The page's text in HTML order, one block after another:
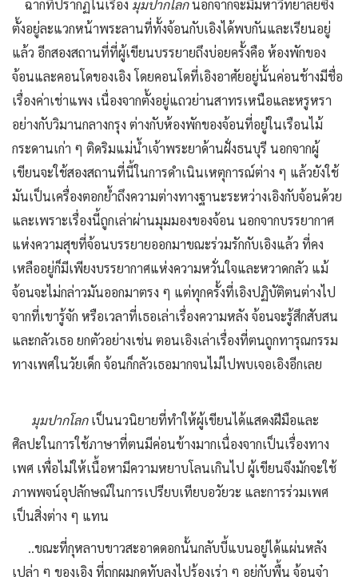
ฉากที่ปรากฏในเรื่อง มุมปากโลกนอกจากจะมีมหาวิทยาลัยซึ่ง
ตั้งอยู่ละแวกหน้าพระลานที่ทั้งจ้อนกับเอิงได้พบกันและเรียนอยู่
แล้ว อีกสองสถานที่ที่ผู้เขียนบรรยายถึงบ่อยครั้งคือ ห้องพักของ
จ้อนและคอนโดของเอิง โดยคอนโดที่เอิงอาศัยอยู่นั้นค่อนช้างมีชื่อ
เรื่องค่าเช่าแพง เนื่องจากตั้งอยู่แถวย่านสาทรเหนือและหรูหรา
อย่างกับวิมานกลางกรุง ต่างกับห้องพักของจ้อนที่อยู่ในเรือนไม้
กระดานเก่า ๆ ติดริมแม่น้ำเจ้าพระยาด้านฝั่งธนบุรี นอกจากผู้
เขียนจะใช้สองสถานที่นี้ในการดำเนินเหตุการณ์ต่าง ๆ แล้วยังใช้
มันเป็นเครื่องตอกย้ำถึงความต่างทางฐานะระหว่างเอิงกับจ้อนด้วย
และเพราะเรื่องนี้ถูกเล่าผ่านมุมมองของจ้อน นอกจากบรรยากาศ
แห่งความสุขที่จ้อนบรรยายออกมาขณะร่วมรักกับเอิงแล้ว ที่คง
เหลืออยู่ก็มีเพียงบรรยากาศแห่งความหวั่นใจและหวาดกลัว แม้
จ้อนจะไม่กล่าวมันออกมาตรง ๆ แต่ทุกครั้งที่เอิงปฏิบัติตนต่างไป
จากที่เขารู้จัก หรือเวลาที่เธอเล่าเรื่องความหลัง จ้อนจะรู้สึกสับสน
และกลัวเธอ ยกตัวอย่างเช่น ตอนเอิงเล่าเรื่องที่ตนถูกทารุณกรรม
ทางเพศในวัยเด็ก จ้อนก็กลัวเธอมากจนไม่ไปพบเจอเอิงอีกเลย
มุมปากโลกเป็นนวนิยายที่ทำให้ผู้เขียนได้แสดงฝีมือและ
ศิลปะในการใช้ภาษาที่ตนมีค่อนข้างมากเนื่องจากเป็นเรื่องทาง
เพศ เพื่อไม่ให้เนื้อหามีความหยาบโลนเกินไป ผู้เขียนจึงมักจะใช้
ภาพพจน์อุปลักษณ์ในการเปรียบเทียบอวัยวะ และการร่วมเพศ
เป็นสิ่งต่าง ๆ แทน
..ขณะที่กุหลาบขาวสะอาดดอกนั้นกลับบี้แบนอยู่ได้แผ่นหลัง
เปล่า ๆ ของเอิง ที่ถูกผมกดทับลงไปร้องเร่า ๆ อยู่กับพื้น จ้อนจ๋า